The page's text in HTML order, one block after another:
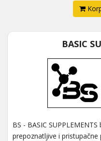
BASIC
BS - BASIC
prepoznatljive i